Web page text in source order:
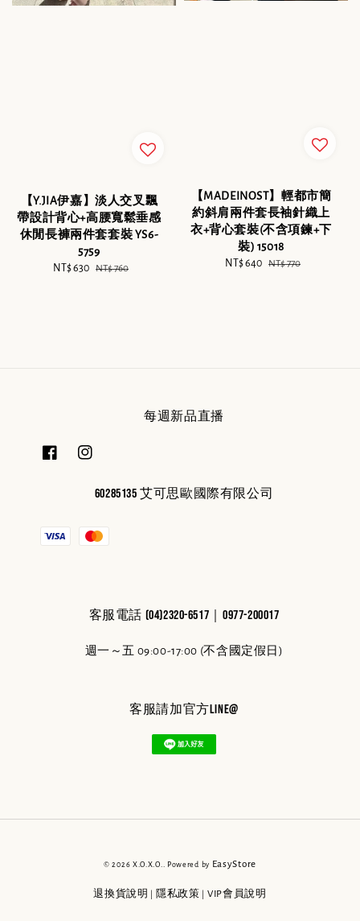
【Y.JIA伊嘉】淡人交叉飄
帶設計背心+高腰寬鬆垂感
休閒長褲兩件套套裝 YS6-
5759
Sale
NT$ 630 Regular
NT$ 760
【MADEINOST】輕都市簡
約斜肩兩件套長袖針織上
衣+背心套裝(不含項鍊+下
裝) 15018
Sale
NT$ 640 Regular
NT$ 770
每週新品直播
60285135 艾可思歐國際有限公司
客服電話 (04)2320-6517｜0977-200017
週一～五 09:00-17:00 (不含國定假日)
客服請加官方line@
© 2026 X.O.X.O.. Powered by EasyStore
退換貨說明 隱私政策 VIP會員說明